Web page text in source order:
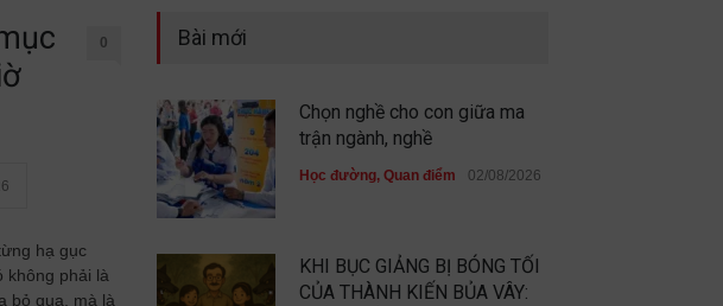
0
hạ gục
không phải là
bỏ qua, mà là
Bài mới
Chọn nghề cho con giữa ma
trận ngành, nghề
Học đường, Quan điểm 02/08/2026
KHI BỤC GIẢNG BỊ BÓNG TỐI
CỦA THÀNH KIẾN BỦA VÂY: